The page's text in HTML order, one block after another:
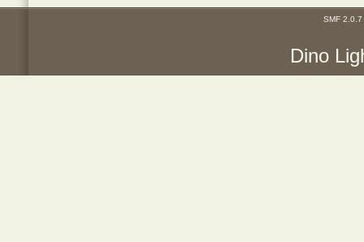
SMF 2.0.7
Dino